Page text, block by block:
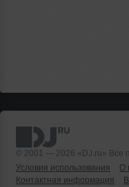
© 2001 — 2026 «DJ.ru» Все
Условия использования
О
Контактная информация